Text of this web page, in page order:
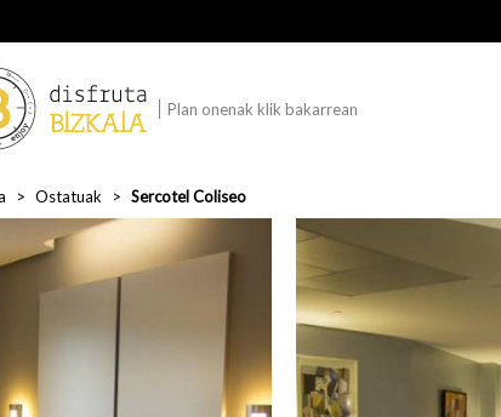
Plan onenak klik bakarrean
Ostatuak Sercotel Coliseo